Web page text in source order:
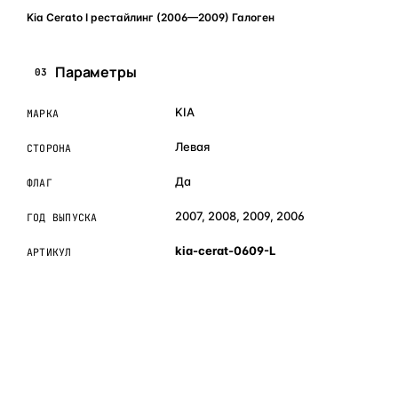
Kia Cerato I рестайлинг (2006—2009) Галоген
03 Параметры
МАРКА KIA
СТОРОНА Левая
ФЛАГ Да
ГОД ВЫПУСКА 2007, 2008, 2009, 2006
АРТИКУЛ kia-cerat-0609-L